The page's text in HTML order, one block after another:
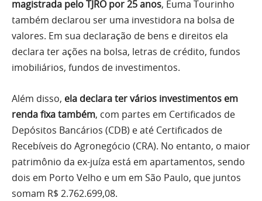
magistrada pelo TJRO por 25 anos, Euma Tourinho
também declarou ser uma investidora na bolsa de
valores. Em sua declaração de bens e direitos ela
declara ter ações na bolsa, letras de crédito, fundos
imobiliários, fundos de investimentos.
Além disso, ela declara ter vários investimentos em
renda fixa também, com partes em Certificados de
Depósitos Bancários (CDB) e até Certificados de
Recebíveis do Agronegócio (CRA). No entanto, o maior
patrimônio da ex-juíza está em apartamentos, sendo
dois em Porto Velho e um em São Paulo, que juntos
somam R$ 2.762.699,08.